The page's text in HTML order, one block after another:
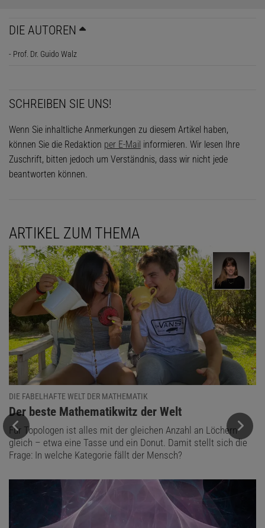
DIE AUTOREN
- Prof. Dr. Guido Walz
SCHREIBEN SIE UNS!
Wenn Sie inhaltliche Anmerkungen zu diesem Artikel haben,
können Sie die Redaktion per E-Mail informieren. Wir lesen Ihre
Zuschrift, bitten jedoch um Verständnis, dass wir nicht jede
beantworten können.
ARTIKEL ZUM THEMA
DIE FABELHAFTE WELT DER MATHEMATIK
:
Der beste Mathematikwitz der Welt
Für Topologen ist alles mit der gleichen Anzahl an Löchern
gleich – etwa eine Tasse und ein Donut. Damit stellt sich die
Frage: In welche Kategorie fällt der Mensch?